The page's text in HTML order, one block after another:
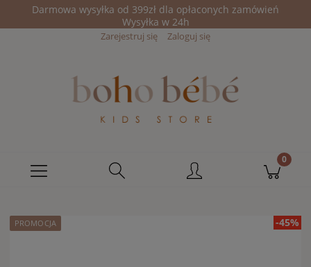
Darmowa wysyłka od 399zł dla opłaconych zamówień
Wysyłka w 24h
Zarejestruj się Zaloguj się
PROMOCJA -45%